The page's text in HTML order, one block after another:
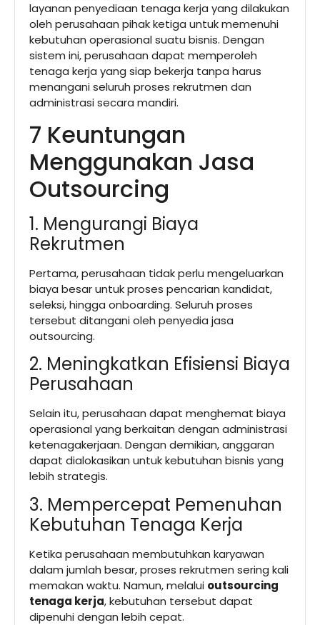
layanan penyediaan tenaga kerja yang dilakukan
oleh perusahaan pihak ketiga untuk memenuhi
kebutuhan operasional suatu bisnis. Dengan
sistem ini, perusahaan dapat memperoleh
tenaga kerja yang siap bekerja tanpa harus
menangani seluruh proses rekrutmen dan
administrasi secara mandiri.
7 Keuntungan
Menggunakan Jasa
Outsourcing
1. Mengurangi Biaya
Rekrutmen
Pertama, perusahaan tidak perlu mengeluarkan
biaya besar untuk proses pencarian kandidat,
seleksi, hingga onboarding. Seluruh proses
tersebut ditangani oleh penyedia jasa
outsourcing.
2. Meningkatkan Efisiensi Biaya
Perusahaan
Selain itu, perusahaan dapat menghemat biaya
operasional yang berkaitan dengan administrasi
ketenagakerjaan. Dengan demikian, anggaran
dapat dialokasikan untuk kebutuhan bisnis yang
lebih strategis.
3. Mempercepat Pemenuhan
Kebutuhan Tenaga Kerja
Ketika perusahaan membutuhkan karyawan
dalam jumlah besar, proses rekrutmen sering kali
memakan waktu. Namun, melalui outsourcing
tenaga kerja, kebutuhan tersebut dapat
dipenuhi dengan lebih cepat.